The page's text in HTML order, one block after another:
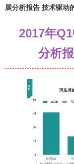
展分析报告 技术驱动
2017年
分析